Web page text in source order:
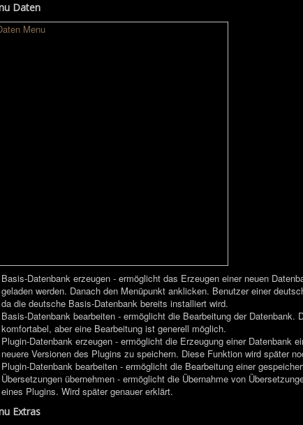
Daten
Basis-Datenbank erzeugen - ermöglicht das Erzeugen einer neuen
geladen werden. Danach den Menüpunkt anklicken. Benutzer einer
da die deutsche Basis-Datenbank bereits installiert wird.
Basis-Datenbank bearbeiten - ermöglicht die Bearbeitung der Datenbank.
komfortabel, aber eine Bearbeitung ist generell möglich.
Plugin-Datenbank erzeugen - ermöglicht die Erzeugung einer Datenbank
neuere Versionen des Plugins zu speichern. Diese Funktion wird später
Plugin-Datenbank bearbeiten - ermöglicht die Bearbeitung einer
Übersetzungen übernehmen - ermöglicht die Übernahme von
eines Plugins. Wird später genauer erklärt.
Extras